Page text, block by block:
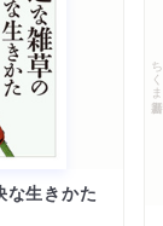
な生きかた
ちくま新書